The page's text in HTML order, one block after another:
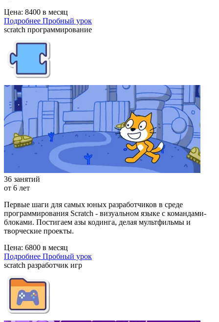
Цена: 8400 в месяц
Подробнее Пробный урок
scratch программирование
36 занятий
от 6 лет
Первые шаги для самых юных разработчиков в среде
программирования Scratch - визуальном языке с командами-
блоками. Постигаем азы кодинга, делая мультфильмы и
творческие проекты.
Цена: 6800 в месяц
Подробнее Пробный урок
scratch разработчик игр